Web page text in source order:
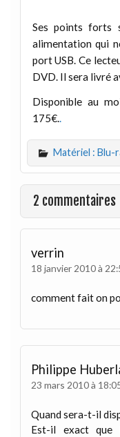
Ses points forts
alimentation qui
port USB. Ce
DVD. Il sera livré
Disponible au
175€.
Matériel : Blu-
2 commentaires
verrin
18 janvier 2010 à
comment fait on
Philippe
23 mars 2010 à
Quand sera-t-il
Est-il exact que